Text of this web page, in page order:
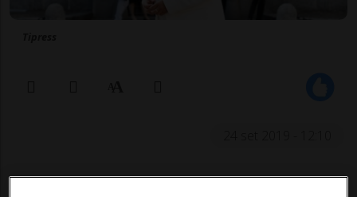
Ci risiamo, anche quest’anno i premi cassa